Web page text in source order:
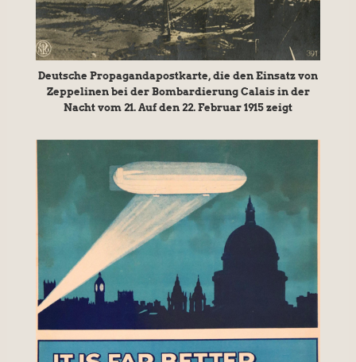
Deutsche Propagandapostkarte, die den Einsatz von
Zeppelinen bei der Bombardierung Calais in der
Nacht vom 21. Auf den 22. Februar 1915 zeigt